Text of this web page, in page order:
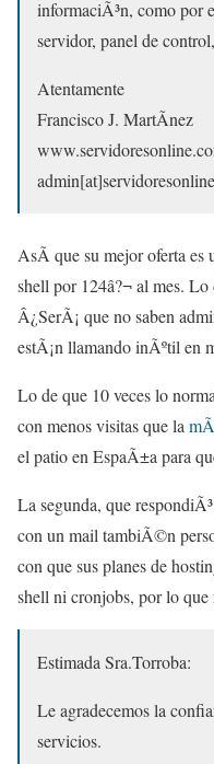
informaciÃ³n, como por
servidor, panel de
Atentamente
Francisco J. MartÃ­nez
AsÃ­ que su mejor oferta es
shell por 124â?¬ al mes. Lo
Â¿SerÃ¡ que no saben
estÃ¡n llamando inÃºtil en
Lo de que 10 veces lo
con menos visitas que la
el patio en EspaÃ±a para
La segunda, que
con un mail tambiÃ©n
con que sus planes de
shell ni cronjobs, por lo
Estimada Sra.Torroba:
Le agradecemos la
servicios.